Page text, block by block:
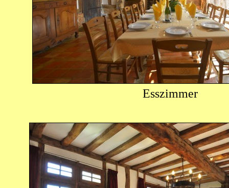
Esszimmer